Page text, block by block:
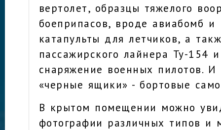
вертолет, образцы тяжелого
боеприпасов, вроде авиабомб и
катапульты для летчиков, а
пассажирского лайнера Ту-154
снаряжение военных пилотов.
«черные ящики» - бортовые
В крытом помещении можно
фотографии различных типов и